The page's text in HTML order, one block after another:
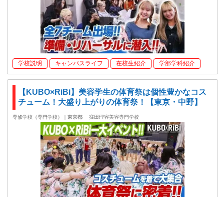
学校説明 キャンパスライフ 在校生紹介 学部学科紹介
【KUBO×RiBi】美容学生の体育祭は個性豊かなコス
チューム！大盛り上がりの体育祭！【東京・中野】
専修学校（専門学校）｜東京都 窪田理容美容専門学校